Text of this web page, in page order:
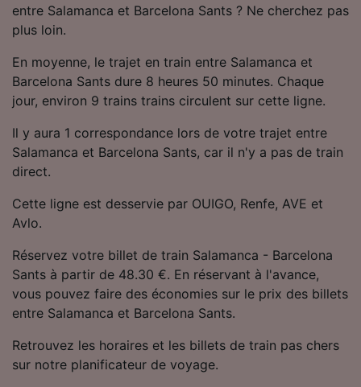
entre Salamanca et Barcelona Sants ? Ne cherchez pas
plus loin.
En moyenne, le trajet en train entre Salamanca et
Barcelona Sants dure 8 heures 50 minutes. Chaque
jour, environ 9 trains trains circulent sur cette ligne.
Il y aura 1 correspondance lors de votre trajet entre
Salamanca et Barcelona Sants, car il n'y a pas de train
direct.
Cette ligne est desservie par OUIGO, Renfe, AVE et
Avlo.
Réservez votre billet de train Salamanca - Barcelona
Sants à partir de 48.30 €. En réservant à l'avance,
vous pouvez faire des économies sur le prix des billets
entre Salamanca et Barcelona Sants.
Retrouvez les horaires et les billets de train pas chers
sur notre planificateur de voyage.
Utiliser des données de géolocalisation
précises. Analyser activement les
l’identification. Stocker et/ou accéder à des
informations sur un appareil. Publicités et
contenu personnalisés, mesure de
performance des publicités et du contenu,
études d’audience et développement de
services.
Liste de nos partenaires (fournisseurs)